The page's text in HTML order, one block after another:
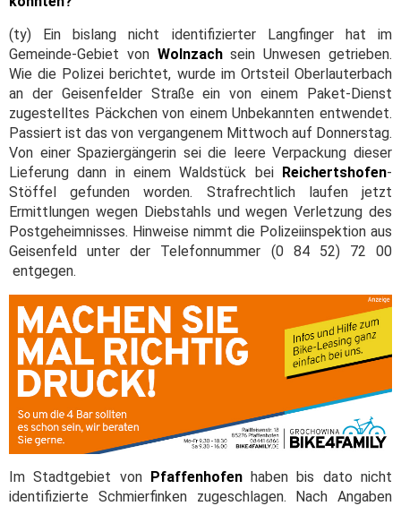
(ty) Ein bislang nicht identifizierter Langfinger hat im
Gemeinde-Gebiet von Wolnzachsein Unwesen getrieben.
Wie die Polizei berichtet, wurde im Ortsteil Oberlauterbach
an der Geisenfelder Straße ein von einem Paket-Dienst
zugestelltes Päckchen von einem Unbekannten entwendet.
Passiert ist das von vergangenem Mittwoch auf Donnerstag.
Von einer Spaziergängerin sei die leere Verpackung dieser
Lieferung dann in einem Waldstück bei Reichertshofen-
Stöffel gefunden worden. Strafrechtlich laufen jetzt
Ermittlungen wegen Diebstahls und wegen Verletzung des
Postgeheimnisses. Hinweise nimmt die Polizeiinspektion aus
Geisenfeld unter der Telefonnummer (0 84 52) 72 00
entgegen.
Im Stadtgebiet von Pfaffenhofenhaben bis dato nicht
identifizierte Schmierfinken zugeschlagen. Nach Angaben